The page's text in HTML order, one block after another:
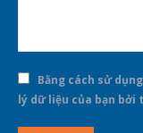
Bằng cách sử
lý dữ liệu của bạn bởi